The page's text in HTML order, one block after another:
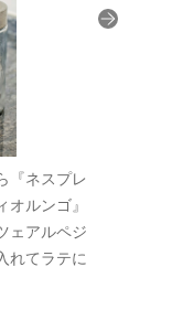
『ネスプレ
ルンゴ』
ェアルペジ
れてラテに